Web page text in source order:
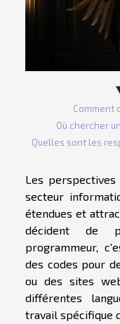
Comment
Où chercher
Quelles sont les
Les
secteur
étendues et
décident de
programmeur,
des codes pour
ou des sites
différentes
travail spécifique